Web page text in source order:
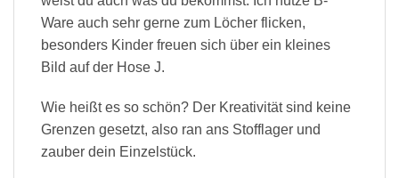
Ware auch sehr gerne zum Löcher flicken,
besonders Kinder freuen sich über ein kleines
Bild auf der Hose J.
Wie heißt es so schön? Der Kreativität sind keine
Grenzen gesetzt, also ran ans Stofflager und
zauber dein Einzelstück.